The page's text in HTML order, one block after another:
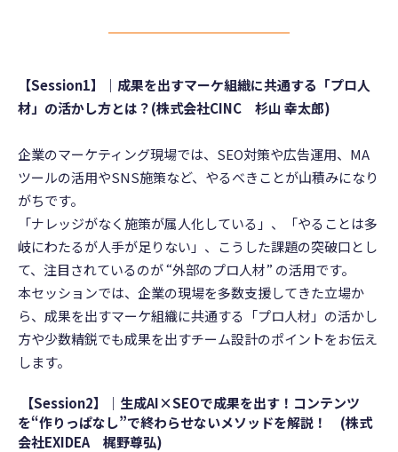
【Session1】
｜成果を出すマーケ組織に共通する「プロ人
材」の活かし方とは？(株式会社CINC 杉山 幸太郎)
企業のマーケティング現場では、SEO対策や広告運用、MA
ツールの活用やSNS施策など、やるべきことが山積みになり
がちです。
「ナレッジがなく施策が属人化している」、「やることは多
岐にわたるが人手が足りない」、こうした課題の突破口とし
て、注目されているのが “外部のプロ人材” の活用です。
本セッションでは、企業の現場を多数支援してきた立場か
ら、成果を出すマーケ組織に共通する「プロ人材」の活かし
方や少数精鋭でも成果を出すチーム設計のポイントをお伝え
します。
【Session2】｜ 生成AI×SEOで成果を出す！コンテンツ
を“作りっぱなし”で終わらせないメソッドを解説！
(株式
会社EXIDEA 梶野尊弘)